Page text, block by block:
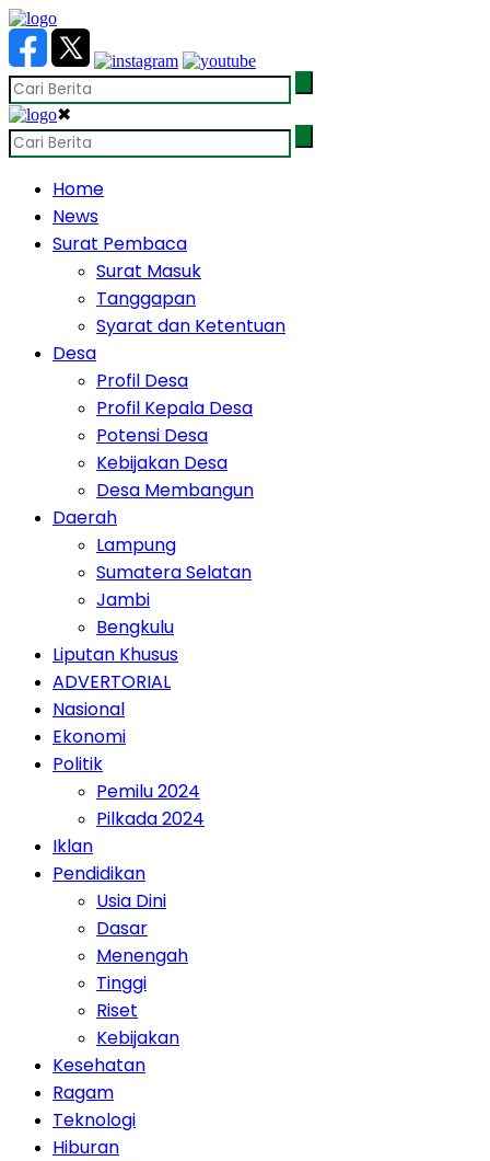
✖
Home
News
Surat Pembaca
Surat Masuk
Tanggapan
Syarat dan Ketentuan
Desa
Profil Desa
Profil Kepala Desa
Potensi Desa
Kebijakan Desa
Desa Membangun
Daerah
Lampung
Sumatera Selatan
Jambi
Bengkulu
Liputan Khusus
ADVERTORIAL
Nasional
Ekonomi
Politik
Pemilu 2024
Pilkada 2024
Iklan
Pendidikan
Usia Dini
Dasar
Menengah
Tinggi
Riset
Kebijakan
Kesehatan
Ragam
Teknologi
Hiburan